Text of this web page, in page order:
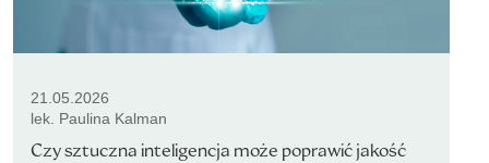
21.05.2026
lek. Paulina Kalman
Czy sztuczna inteligencja może poprawić jakość